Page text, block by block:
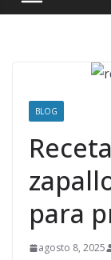
BLOG
para
agosto 8, 2025